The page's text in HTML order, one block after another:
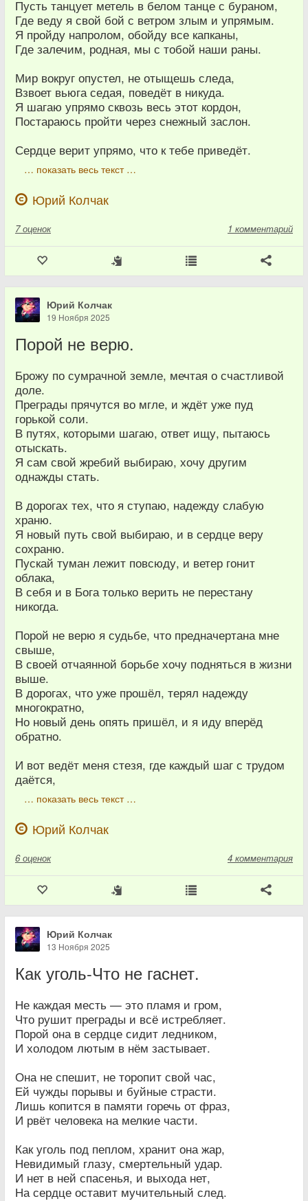
Пусть танцует метель в белом танце с бураном,
Где веду я свой бой с ветром злым и упрямым.
Я пройду напролом, обойду все капканы,
Где залечим, родная, мы с тобой наши раны.
Мир вокруг опустел, не отыщешь следа,
Взвоет вьюга седая, поведёт в никуда.
Я шагаю упрямо сквозь весь этот кордон,
Постараюсь пройти через снежный заслон.
Сердце верит упрямо, что к тебе приведёт.
… показать весь текст …
Юрий Колчак
7 оценок 1 комментарий
Юрий Колчак
19 Ноября 2025
Порой не верю.
Брожу по сумрачной земле, мечтая о счастливой
доле.
Преграды прячутся во мгле, и ждёт уже пуд
горькой соли.
В путях, которыми шагаю, ответ ищу, пытаюсь
отыскать.
Я сам свой жребий выбираю, хочу другим
однажды стать.
В дорогах тех, что я ступаю, надежду слабую
храню.
Я новый путь свой выбираю, и в сердце веру
сохраню.
Пускай туман лежит повсюду, и ветер гонит
облака,
В себя и в Бога только верить не перестану
никогда.
Порой не верю я судьбе, что предначертана мне
свыше,
В своей отчаянной борьбе хочу подняться в жизни
выше.
В дорогах, что уже прошёл, терял надежду
многократно,
Но новый день опять пришёл, и я иду вперёд
обратно.
И вот ведёт меня стезя, где каждый шаг с трудом
даётся,
… показать весь текст …
Юрий Колчак
6 оценок 4 комментария
Юрий Колчак
13 Ноября 2025
Как уголь-Что не гаснет.
Не каждая месть — это пламя и гром,
Что рушит преграды и всё истребляет.
Порой она в сердце сидит ледником,
И холодом лютым в нём застывает.
Она не спешит, не торопит свой час,
Ей чужды порывы и буйные страсти.
Лишь копится в памяти горечь от фраз,
И рвёт человека на мелкие части.
Как уголь под пеплом, хранит она жар,
Невидимый глазу, смертельный удар.
И нет в ней спасенья, и выхода нет,
На сердце оставит мучительный след.